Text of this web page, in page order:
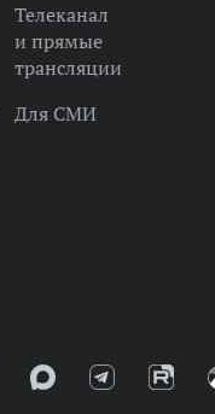
Телеканал
и прямые
трансляции
Для СМИ